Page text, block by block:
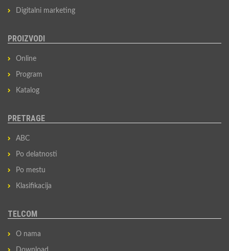
Digitalni marketing
PROIZVODI
Online
Program
Katalog
PRETRAGE
ABC
Po delatnosti
Po mestu
Klasifikacija
TELCOM
O nama